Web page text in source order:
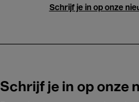
Schrijf je in op onze
Schrijf je in op onze